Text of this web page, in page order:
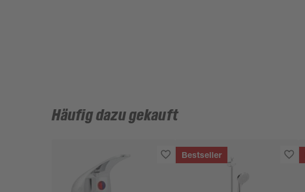
Häufig dazu gekauft
Bestseller